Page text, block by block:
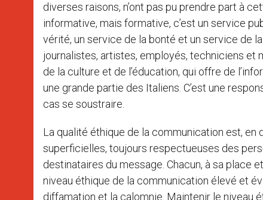
diverses raisons, n’ont pas pu prendre part à
informative, mais formative, c’est un service
vérité, un service de la bonté et un service de
journalistes, artistes, employés, techniciens et
de la culture et de l’éducation, qui offre de
une grande partie des Italiens. C’est une
cas se soustraire.
La qualité éthique de la communication est,
superficielles, toujours respectueuses des
destinataires du message. Chacun, à sa place
niveau éthique de la communication élevé et
diffamation et la calomnie. Maintenir le niveau